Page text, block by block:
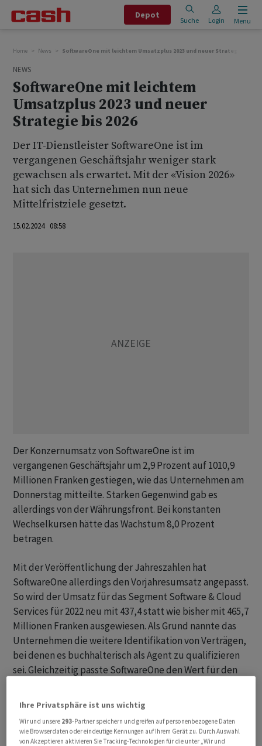
Depot
Suche Login Menu
Home News SoftwareOne mit leichtem Umsatzplus 2023 und neuer Strategie bis
NEWS
SoftwareOne mit leichtem
Umsatzplus 2023 und neuer
Strategie bis 2026
Der IT-Dienstleister SoftwareOne ist im
vergangenen Geschäftsjahr weniger stark
gewachsen als erwartet. Mit der «Vision 2026»
hat sich das Unternehmen nun neue
Mittelfristziele gesetzt.
15.02.2024 08:58
Der Konzernumsatz von SoftwareOne ist im
vergangenen Geschäftsjahr um 2,9 Prozent auf 1010,9
Millionen Franken gestiegen, wie das Unternehmen am
Donnerstag mitteilte. Starken Gegenwind gab es
allerdings von der Währungsfront. Bei konstanten
Wechselkursen hätte das Wachstum 8,0 Prozent
betragen.
Mit der Veröffentlichung der Jahreszahlen hat
SoftwareOne allerdings den Vorjahresumsatz angepasst.
So wird der Umsatz für das Segment Software & Cloud
Services für 2022 neu mit 437,4 statt wie bisher mit 465,7
Millionen Franken ausgewiesen. Als Grund nannte das
Unternehmen die weitere Identifikation von Verträgen,
bei denen es buchhalterisch als Agent zu qualifizieren
sei. Gleichzeitig passte SoftwareOne den Wert für den
bisher 1011,0 Millionen an.
Profitabilität sinkt leicht
Ihre Privatsphäre ist uns wichtig
Wir und unsere 293-Partner speichern und greifen auf personenbezogene Daten
wie Browserdaten oder eindeutige Kennungen auf Ihrem Gerät zu. Durch Auswahl
von Akzeptieren aktivieren Sie Tracking-Technologien für die unter „Wir und